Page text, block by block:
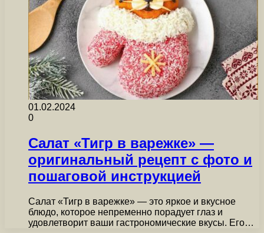
01.02.2024
0
Салат «Тигр в варежке» —
оригинальный рецепт с фото и
пошаговой инструкцией
Салат «Тигр в варежке» — это яркое и вкусное
блюдо, которое непременно порадует глаз и
удовлетворит ваши гастрономические вкусы. Его…